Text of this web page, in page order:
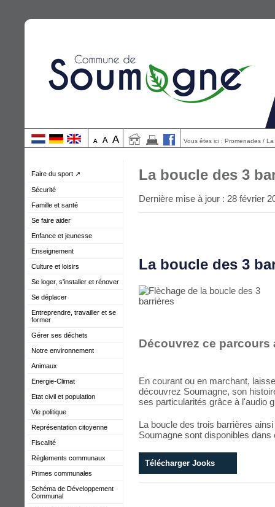
Vous êtes ici : Promenades /
Faire du sport ↗
Sécurité
Famille et santé
Se faire aider
Enfance et jeunesse
Enseignement
Culture et loisirs
Se loger, s'installer et rénover
Se déplacer
Entreprendre, travailler et se
former
Gérer ses déchets
Notre environnement
Animaux
Energie-Climat
Etat civil et population
Vie politique
Représentation citoyenne
Fiscalité
Règlements communaux
Primes communales
Schéma de Développement
Communal
La boucle des 3
Dernière mise à jour : 28 février
La boucle des 3
Découvrez ce
En courant ou en marchant,
découvrez Soumagne, son
ses particularités grâce à l'audio
La boucle des trois barrières
Soumagne sont disponibles dans
Télécharger Jooks